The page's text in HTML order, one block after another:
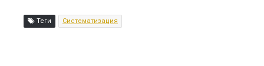
Теги Систематизация